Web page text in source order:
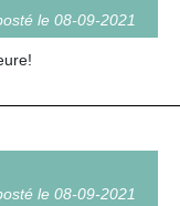
le 08-09-2021
le 08-09-2021